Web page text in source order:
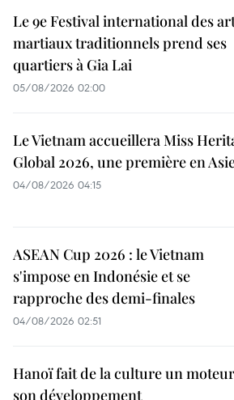
Le 9e Festival international des
martiaux traditionnels prend ses
quartiers à Gia Lai
05/08/2026 02:00
Le Vietnam accueillera Miss
Global 2026, une première en
04/08/2026 04:15
ASEAN Cup 2026 : le Vietnam
s'impose en Indonésie et se
rapproche des demi-finales
04/08/2026 02:51
Hanoï fait de la culture un
son développement